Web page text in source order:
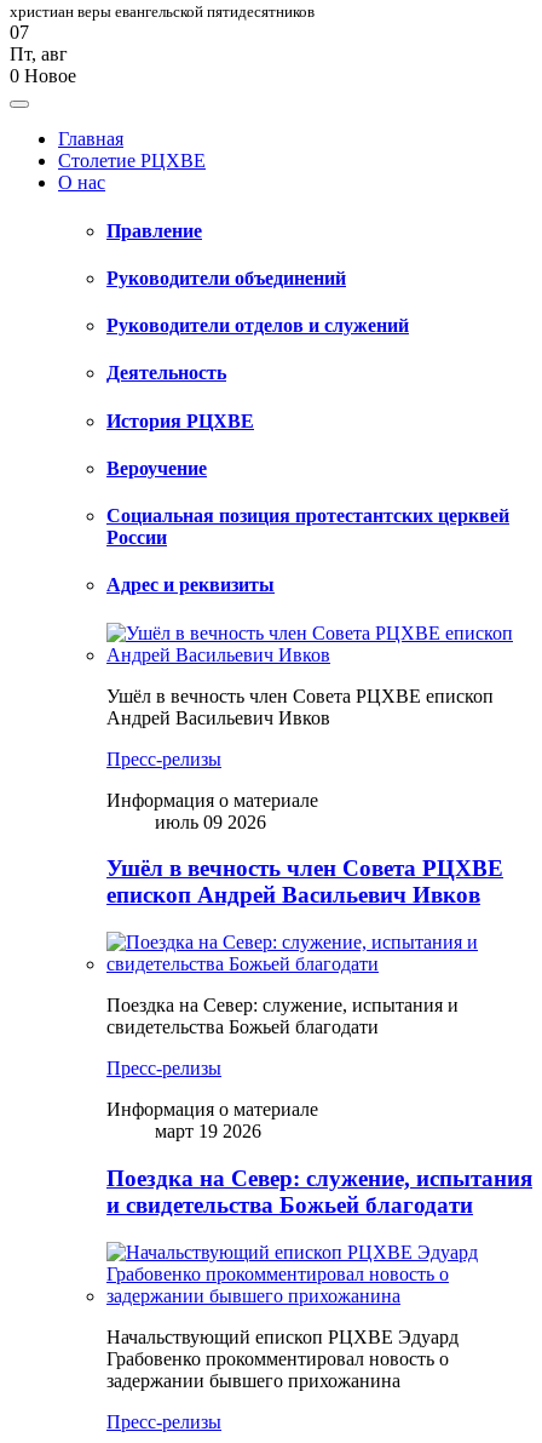
христиан веры евангельской пятидесятников
07
Пт, авг
0 Новое
Главная
Столетие РЦХВЕ
О нас
Правление
Руководители объединений
Руководители отделов и служений
Деятельность
История РЦХВЕ
Вероучение
Социальная позиция протестантских церквей
России
Адрес и реквизиты
Ушёл в вечность член Совета РЦХВЕ епископ
Андрей Васильевич Ивков
Пресс-релизы
Информация о материале
июль 09 2026
Ушёл в вечность член Совета РЦХВЕ
епископ Андрей Васильевич Ивков
Поездка на Север: служение, испытания и
свидетельства Божьей благодати
Пресс-релизы
Информация о материале
март 19 2026
Поездка на Север: служение, испытания
и свидетельства Божьей благодати
Начальствующий епископ РЦХВЕ Эдуард
Грабовенко прокомментировал новость о
задержании бывшего прихожанина
Пресс-релизы